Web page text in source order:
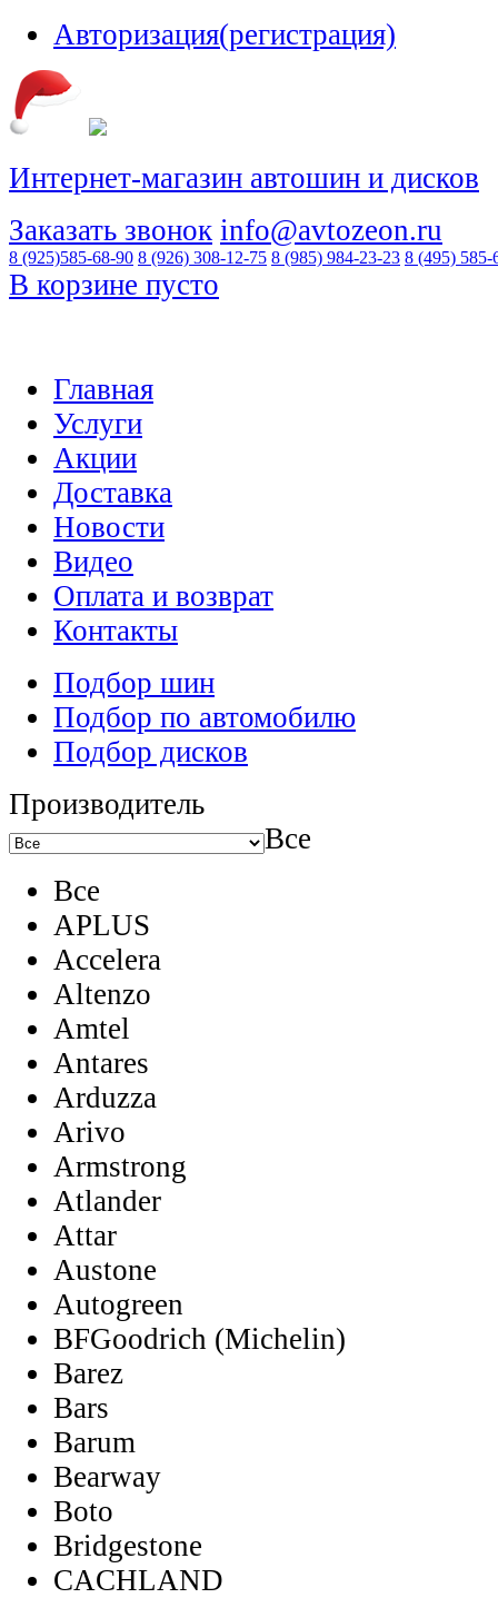
Авторизация(регистрация)
Интернет-магазин автошин и дисков
Заказать звонок info@avtozeon.ru
8 (925)585-68-90 8 (926) 308-12-75 8 (985) 984-23-23 8 (495) 585-
В корзине пусто
Главная
Услуги
Акции
Доставка
Новости
Видео
Оплата и возврат
Контакты
Подбор шин
Подбор по автомобилю
Подбор дисков
Производитель
Все
Все
APLUS
Accelera
Altenzo
Amtel
Antares
Arduzza
Arivo
Armstrong
Atlander
Attar
Austone
Autogreen
BFGoodrich (Michelin)
Barez
Bars
Barum
Bearway
Boto
Bridgestone
CACHLAND